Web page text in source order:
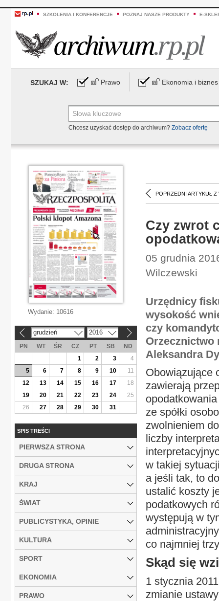
SZKOLENIA I KONFERENCJE POZNAJ NASZE PRODUKTY E-
SZUKAJ W: Prawo Ekonomia i biznes
Chcesz uzyskać dostęp do archiwum? Zobacz ofertę
POPRZEDNI ARTYKUŁ Z
Czy zwrot
05 grudnia
Wilczewski
Urzędnicy
wysokość
czy
Orzecznictwo
Aleksandra
Obowiązujące
zawierają
ze spółki
zwolnieniem
liczby
w takiej
a jeśli tak, to
ustalić koszty
podatkowych
występują w
co najmniej
Skąd się
1 stycznia
zmianie
Wydanie: 10616
grudzień 2016
PN WT ŚR CZ PT SB
ND
1
2 3
4
5
6 7 8 9 10
11
12
13 14 15 16 17
18
19
20 21 22 23 24
25
26
27 28 29 30 31
SPIS TREŚCI
PIERWSZA STRONA
DRUGA STRONA
KRAJ
ŚWIAT
PUBLICYSTYKA, OPINIE
KULTURA
SPORT
EKONOMIA
PRAWO